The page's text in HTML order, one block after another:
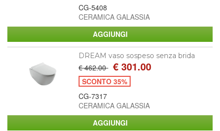
CG-5408
CERAMICA GALASSIA
DREAM vaso sospeso senza brida
€ 462.00 € 301.00
SCONTO 35%
CG-7317
CERAMICA GALASSIA